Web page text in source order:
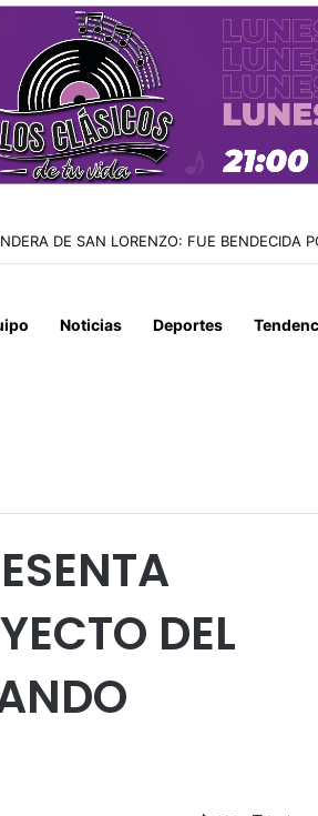
DE SAN LORENZO: FUE BENDECIDA
Noticias Deportes
DEL